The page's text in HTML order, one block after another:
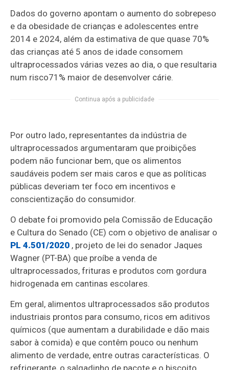
Dados do governo apontam o aumento do sobrepeso
e da obesidade de crianças e adolescentes entre
2014 e 2024, além da estimativa de que quase 70%
das crianças até 5 anos de idade consomem
ultraprocessados várias vezes ao dia, o que resultaria
num risco71% maior de desenvolver cárie.
Continua após a publicidade
Por outro lado, representantes da indústria de
ultraprocessados argumentaram que proibições
podem não funcionar bem, que os alimentos
saudáveis podem ser mais caros e que as políticas
públicas deveriam ter foco em incentivos e
conscientização do consumidor.
O debate foi promovido pela Comissão de Educação
e Cultura do Senado (CE) com o objetivo de analisar o
PL 4.501/2020 , projeto de lei do senador Jaques
Wagner (PT-BA) que proíbe a venda de
ultraprocessados, frituras e produtos com gordura
hidrogenada em cantinas escolares.
Em geral, alimentos ultraprocessados são produtos
industriais prontos para consumo, ricos em aditivos
químicos (que aumentam a durabilidade e dão mais
sabor à comida) e que contêm pouco ou nenhum
alimento de verdade, entre outras características. O